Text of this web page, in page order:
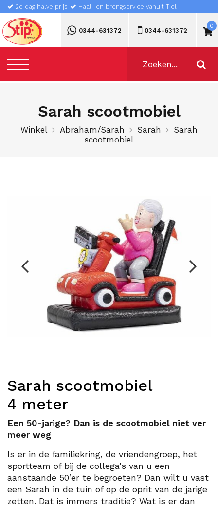
2e dag halve prijs Haal- en brengservice vanuit Tiel
0344-631372 0344-631372
0
Sarah scootmobiel
Winkel Abraham/Sarah Sarah
Sarah
scootmobiel
Sarah scootmobiel
4 meter
Een 50-jarige? Dan is de scootmobiel niet ver
meer weg
Is er in de familiekring, de vriendengroep, het
sportteam of bij de collega’s van u een
aanstaande 50’er te begroeten? Dan wilt u vast
een Sarah in de tuin of op de oprit van de jarige
zetten. Dat is immers traditie? Wat is er dan